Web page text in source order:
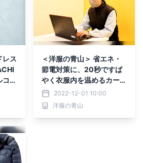
レス
ラ
＜洋服の青山＞ 省エネ・
節電対策に、20秒ですば
やく衣服内を温めるカーボ
ンヒーター内蔵ベストを全
店に拡大して販売開始
2022-12-01 10:00
洋服の青山